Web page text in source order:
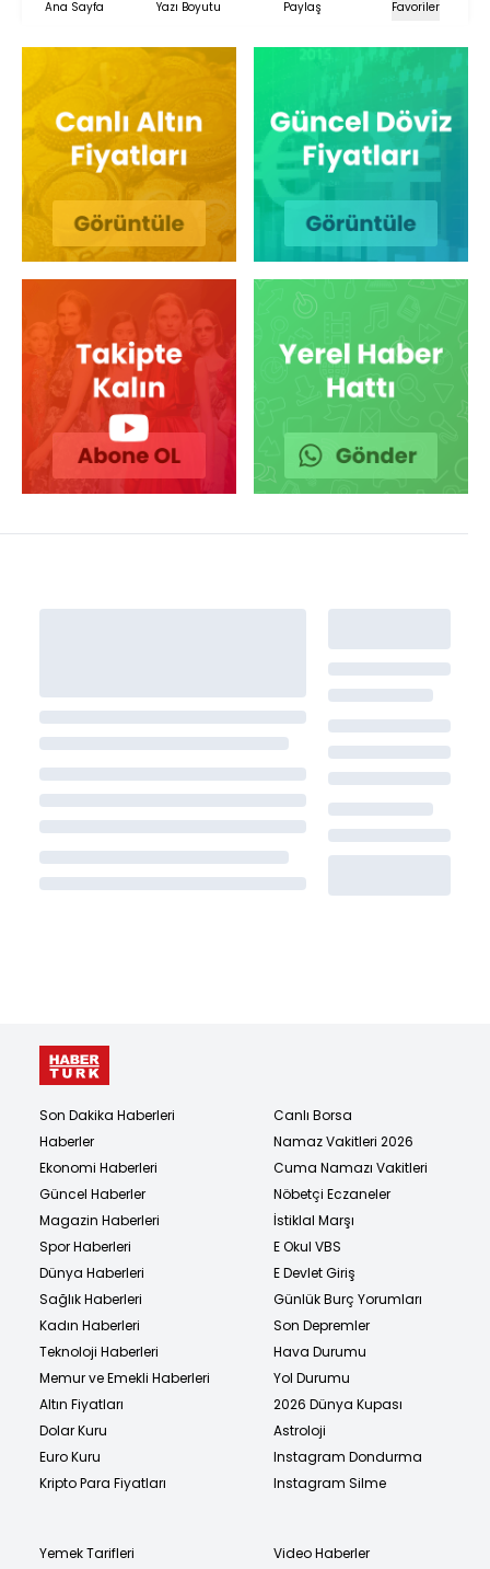
Ana Sayfa Yazı Boyutu Paylaş Favoriler
Son Dakika Haberleri
Haberler
Ekonomi Haberleri
Güncel Haberler
Magazin Haberleri
Spor Haberleri
Dünya Haberleri
Sağlık Haberleri
Kadın Haberleri
Teknoloji Haberleri
Memur ve Emekli Haberleri
Altın Fiyatları
Dolar Kuru
Euro Kuru
Kripto Para Fiyatları
Canlı Borsa
Namaz Vakitleri 2026
Cuma Namazı Vakitleri
Nöbetçi Eczaneler
İstiklal Marşı
E Okul VBS
E Devlet Giriş
Günlük Burç Yorumları
Son Depremler
Hava Durumu
Yol Durumu
2026 Dünya Kupası
Astroloji
Instagram Dondurma
Instagram Silme
Yemek Tarifleri
Video Haberler